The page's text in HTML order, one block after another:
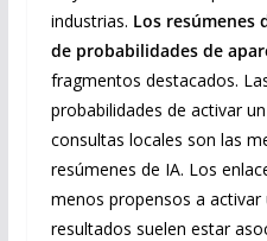
industrias. Los resúmenes
de probabilidades de
fragmentos destacados.
probabilidades de activar
consultas locales son las
resúmenes de IA. Los
menos propensos a activar
resultados suelen estar